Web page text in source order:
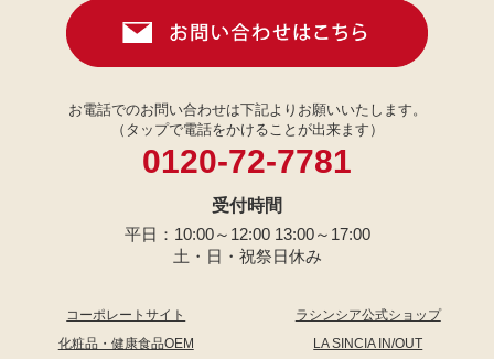
お電話でのお問い合わせは下記よりお願いいたします。
（タップで電話をかけることが出来ます）
0120-72-7781
受付時間
平日：10:00～12:00 13:00～17:00
土・日・祝祭日休み
コーポレートサイト
ラシンシア公式ショップ
化粧品・健康食品OEM
LA SINCIA IN/OUT